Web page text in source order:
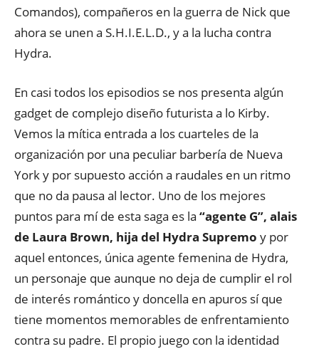
Comandos), compañeros en la guerra de Nick que
ahora se unen a S.H.I.E.L.D., y a la lucha contra
Hydra.
En casi todos los episodios se nos presenta algún
gadget de complejo diseño futurista a lo Kirby.
Vemos la mítica entrada a los cuarteles de la
organización por una peculiar barbería de Nueva
York y por supuesto acción a raudales en un ritmo
que no da pausa al lector. Uno de los mejores
puntos para mí de esta saga es la “agente G”, alais
de Laura Brown, hija del Hydra Supremo y por
aquel entonces, única agente femenina de Hydra,
un personaje que aunque no deja de cumplir el rol
de interés romántico y doncella en apuros sí que
tiene momentos memorables de enfrentamiento
contra su padre. El propio juego con la identidad